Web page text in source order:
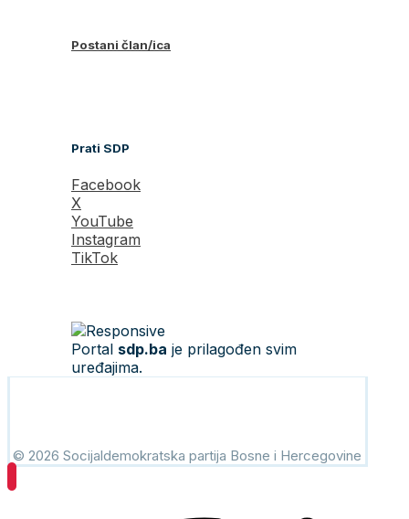
Postani član/ica
Prati SDP
Facebook
X
YouTube
Instagram
TikTok
Portal sdp.ba je prilagođen svim
uređajima.
© 2026 Socijaldemokratska partija Bosne i Hercegovine